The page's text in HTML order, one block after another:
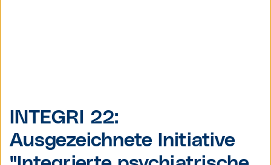
INTEGRI 22:
Ausgezeichnete Initiative